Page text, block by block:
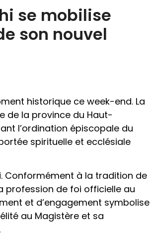
se mobilise
son nouvel
historique ce week-end. La
de la province du Haut-
l’ordination épiscopale du
spirituelle et ecclésiale
Conformément à la tradition de
profession de foi officielle au
et d’engagement symbolise
au Magistère et sa